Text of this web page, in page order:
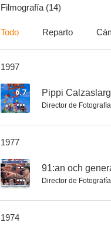
Miguel y los cerditos
--
Filmografía (14)
Todo Reparto
1997
6.7 Pippi
Director de Fotografía
1977
-- 91:an och
Director de Fotografía
1974